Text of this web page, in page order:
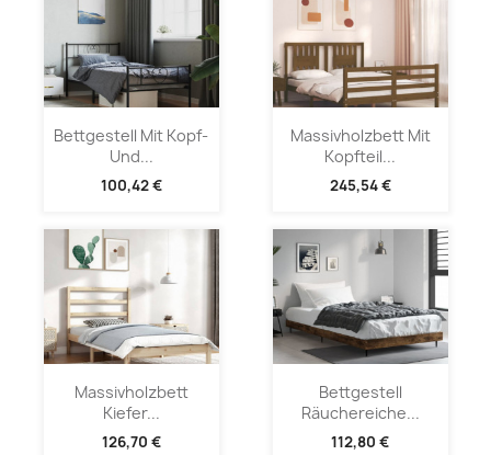
Bettgestell Mit Kopf-
Und...
100,42 €
Massivholzbett Mit
Kopfteil...
245,54 €
Massivholzbett
Kiefer...
126,70 €
Bettgestell
Räuchereiche...
112,80 €